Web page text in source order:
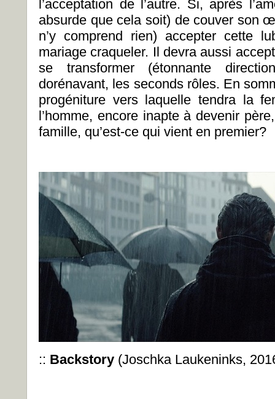
l’acceptation de l’autre. Si, après
absurde que cela soit) de couver son
n’y comprend rien) accepter cette
mariage craqueler. Il devra aussi
se transformer (étonnante
dorénavant, les seconds rôles. En
progéniture vers laquelle tendra la
l’homme, encore inapte à devenir
famille, qu’est-ce qui vient en premier?
:: Backstory (Joschka Laukeninks,